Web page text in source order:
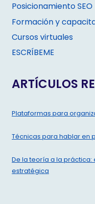
Posicionamiento SEO
Formación y
Cursos virtuales
ESCRÍBEME
ARTÍCULOS
Plataformas para
Técnicas para hablar en
De la teoría a la
estratégica